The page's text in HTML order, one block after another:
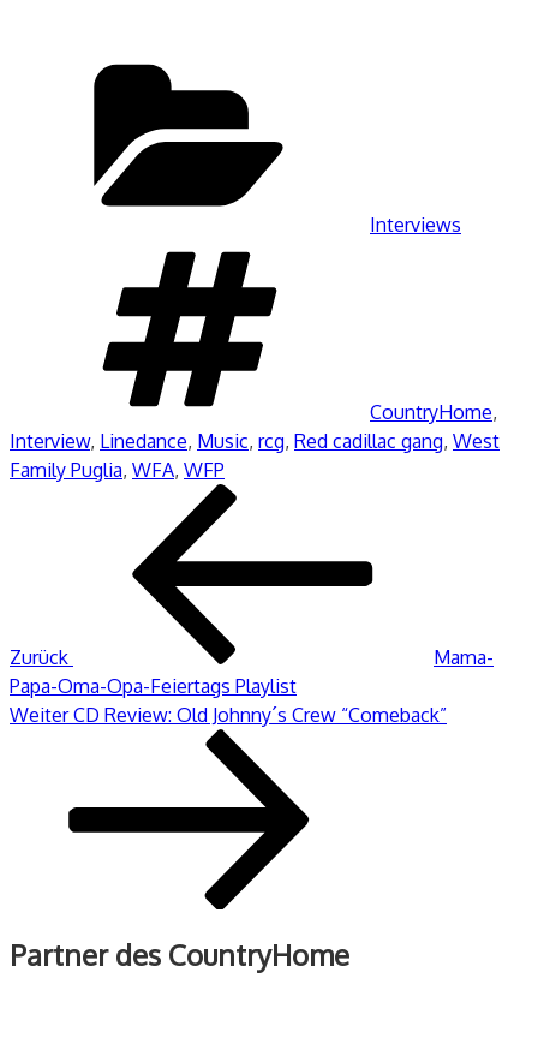
Interviews
CountryHome,
Interview, Linedance, Music, rcg, Red cadillac gang, West
Family Puglia, WFA, WFP
Beitragsnavigation
Zurück
Mama-
Papa-Oma-Opa-Feiertags Playlist
Nächster
Weiter CD Review: Old Johnny´s Crew “Comeback”
Partner des CountryHome